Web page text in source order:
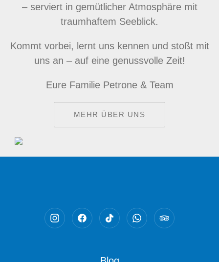
– serviert in gemütlicher Atmosphäre mit
traumhaftem Seeblick.
Kommt vorbei, lernt uns kennen und stoßt mit
uns an – auf eine genussvolle Zeit!
Eure Familie Petrone & Team
MEHR ÜBER UNS
Neues Fenster
Neues Fenster
Neues Fenster
Neues Fenster
Neues